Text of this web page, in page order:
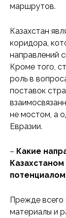
маршрутов.
Казахстан
коридора,
направлений
Кроме того,
роль в
поставок
не мостом, а
Евразии.
– Какие
Прежде всего
материалы и